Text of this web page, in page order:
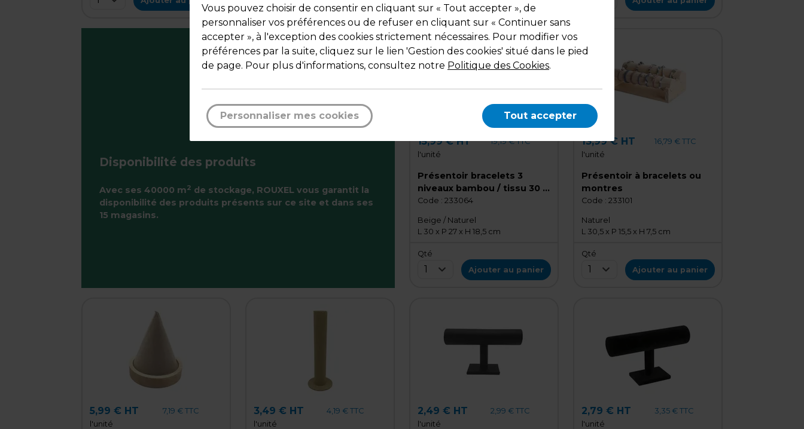
Disponibilité des produits
Avec ses 40000 m2 de stockage, ROUXEL vous garantit la
disponibilité des produits présents sur ce site et dans ses
15 magasins.
15,99 € HT
19,19 € TTC
l'unité
Présentoir bracelets 3
niveaux bambou / tissu 30 x
27 x 18,5 cm
Code : 233064
Beige / Naturel
L 30 x P 27 x H 18,5 cm
Qté
1 Ajouter au panier
13,99 € HT
16,79 € TTC
l'unité
Présentoir à bracelets ou
montres
Code : 233101
Naturel
L 30,5 x P 15,5 x H 7,5 cm
Qté
1 Ajouter au panier
5,99 € HT
7,19 € TTC
l'unité
3,49 € HT
4,19 € TTC
l'unité
2,49 € HT
2,99 € TTC
l'unité
2,79 € HT
3,35 € TTC
l'unité
Vous pouvez choisir de consentir en cliquant sur « Tout accepter », de
personnaliser vos préférences ou de refuser en cliquant sur « Continuer sans
accepter », à l'exception des cookies strictement nécessaires. Pour modifier vos
préférences par la suite, cliquez sur le lien 'Gestion des cookies' situé dans le pied
de page. Pour plus d'informations, consultez notre Politique des Cookies.
Personnaliser mes cookies Tout accepter